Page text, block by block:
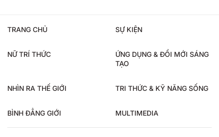
TRANG CHỦ SỰ KIỆN
NỮ TRÍ THỨC
ỨNG DỤNG & ĐỔI MỚI SÁNG
TẠO
NHÌN RA THẾ GIỚI TRI THỨC & KỸ NĂNG SỐNG
BÌNH ĐẲNG GIỚI MULTIMEDIA